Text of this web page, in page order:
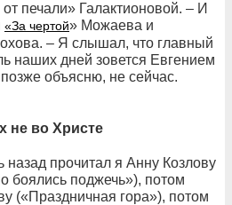
печали» Галактионовой. – И
«За чертой» Можаева и
– Я слышал, что главный
наших дней зовется Евгением
объясню, не сейчас.
не во Христе
назад прочитал я Анну Козлову
боялись поджечь»), потом
(«Праздничная гора»), потом